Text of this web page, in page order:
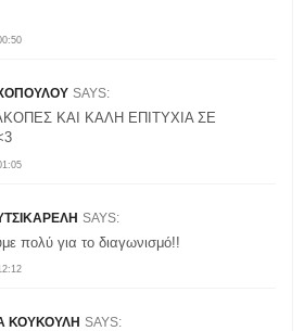
SAYS:
ΚΑΙ ΚΑΛΗ ΕΠΙΤΥΧΙΑ ΣΕ
SAYS:
πολύ για το διαγωνισμό!!
ΚΟΥΚΟΥΛΗ SAYS: